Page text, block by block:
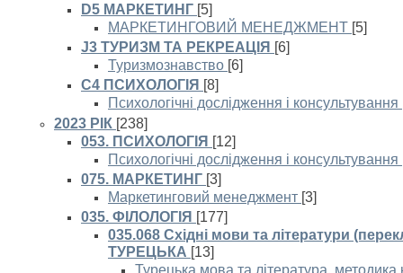
D5 МАРКЕТИНГ [5]
МАРКЕТИНГОВИЙ МЕНЕДЖМЕНТ [5]
J3 ТУРИЗМ ТА РЕКРЕАЦІЯ [6]
Туризмознавство [6]
C4 ПСИХОЛОГІЯ [8]
Психологічні дослідження і консультування
2023 РІК [238]
053. ПСИХОЛОГІЯ [12]
Психологічні дослідження і консультування
075. МАРКЕТИНГ [3]
Маркетинговий менеджмент [3]
035. ФІЛОЛОГІЯ [177]
035.068 Східні мови та літератури
ТУРЕЦЬКА [13]
Турецька мова та література, методика